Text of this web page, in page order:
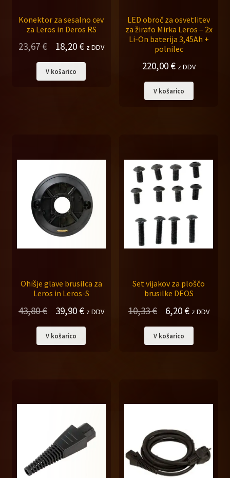
Konektor za sesalno cev
za Leros in Deros RS
23,67€
Izvirna
cena
je
18,20€Trenutna
cena
je:
z DDV
V košarico
LED obroč za osvetlitev
za žirafo Mirka Leros – 2x
Li-On baterija 3,45Ah +
polnilec
220,00€ z DDV
V košarico
Ohišje glave brusilca za
Leros in Leros-S
43,80€
Izvirna
cena
je
39,90€Trenutna
cena
je:
z DDV
V košarico
Set vijakov za ploščo
brusilke DEOS
10,33€
Izvirna
cena
je
6,20 €Trenutna
cena
je:
z DDV
V košarico